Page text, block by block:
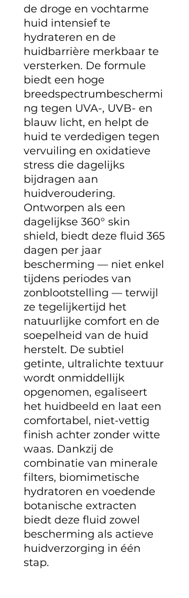
de droge en vochtarme
huid intensief te
hydrateren en de
huidbarrière merkbaar te
versterken. De formule
biedt een hoge
breedspectrumbeschermi
ng tegen UVA-, UVB- en
blauw licht, en helpt de
huid te verdedigen tegen
vervuiling en oxidatieve
stress die dagelijks
bijdragen aan
huidveroudering.
Ontworpen als een
dagelijkse 360° skin
shield, biedt deze fluid 365
dagen per jaar
bescherming — niet enkel
tijdens periodes van
zonblootstelling — terwijl
ze tegelijkertijd het
natuurlijke comfort en de
soepelheid van de huid
herstelt. De subtiel
getinte, ultralichte textuur
wordt onmiddellijk
opgenomen, egaliseert
het huidbeeld en laat een
comfortabel, niet-vettig
finish achter zonder witte
waas. Dankzij de
combinatie van minerale
filters, biomimetische
hydratoren en voedende
botanische extracten
biedt deze fluid zowel
bescherming als actieve
huidverzorging in één
stap.